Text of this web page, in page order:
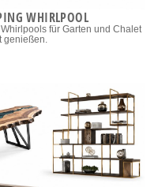
WHIRLPOOL
für Garten und Chalet
genießen.